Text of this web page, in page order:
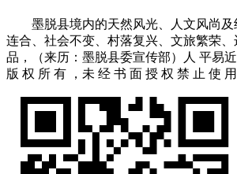
墨脱县境内的天然风光、人文风尚及
连合、社会不变、村落复兴、文旅繁荣
品，（来历：墨脱县委宣传部）人 平易
版 权 所 有 ，未 经 书 面 授 权 禁 止 使 用